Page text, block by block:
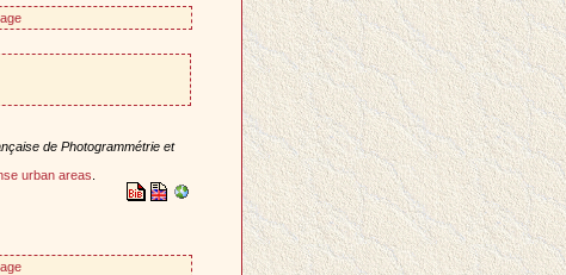
de Photogrammétrie et
urban areas